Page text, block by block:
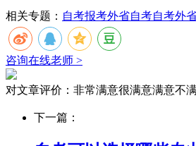
相关专题： 自考报考外省自考自考外
咨询在线老师 >
对文章评价： 非常满意很满意满意不
下一篇：